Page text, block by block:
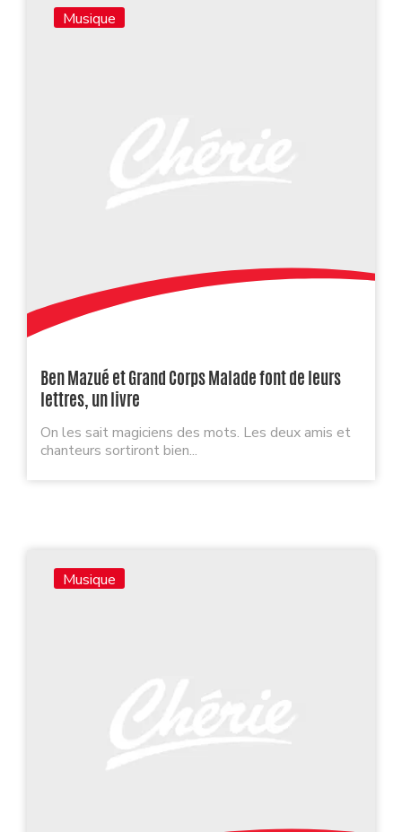
Musique
Ben Mazué et Grand Corps Malade font de leurs
lettres, un livre
On les sait magiciens des mots. Les deux amis et
chanteurs sortiront bien...
Musique